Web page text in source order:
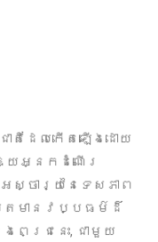
ាតិដែលកើតឡើងដោយ
យអ្នកដំណើរ
ចារ្យនៃទេសភាព
មានវប្បធម៌ដ៏
ពេជ្រ​នេះ, ជាមួយ